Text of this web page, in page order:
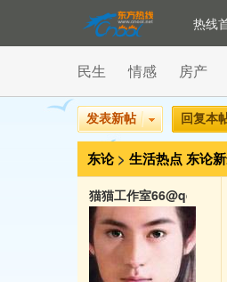
热线
民生 情感 房产
发表新帖 回复本
东论 > 生活热点东论
猫猫工作室66@qq